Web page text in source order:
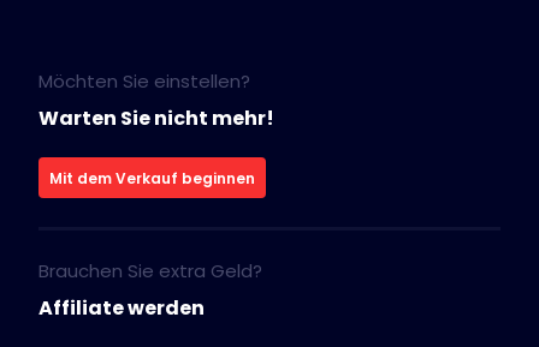
Möchten Sie einstellen?
Warten Sie nicht mehr!
Mit dem Verkauf beginnen
Brauchen Sie extra Geld?
Affiliate werden